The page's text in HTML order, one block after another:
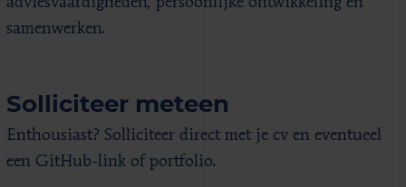
samenwerken.
Solliciteer meteen
Enthousiast? Solliciteer direct met je cv en eventueel
een GitHub-link of portfolio.